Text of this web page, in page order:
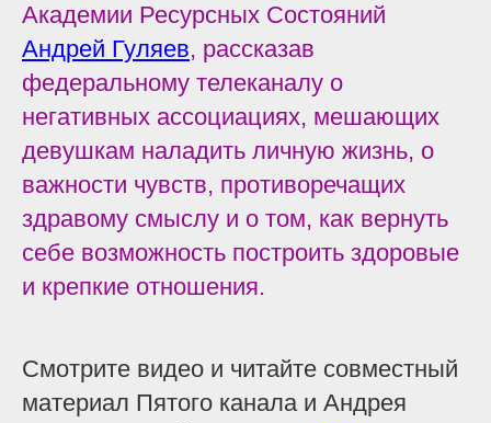
Академии Ресурсных Состояний
Андрей Гуляев, рассказав
федеральному телеканалу о
негативных ассоциациях, мешающих
девушкам наладить личную жизнь, о
важности чувств, противоречащих
здравому смыслу и о том, как вернуть
себе возможность построить здоровые
и крепкие отношения.
Смотрите видео и читайте совместный
материал Пятого канала и Андрея